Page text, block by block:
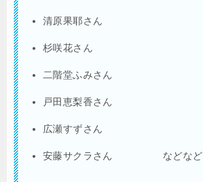
清原果耶さん
杉咲花さん
二階堂ふみさん
戸田恵梨香さん
広瀬すずさん
安藤サクラさん などなど